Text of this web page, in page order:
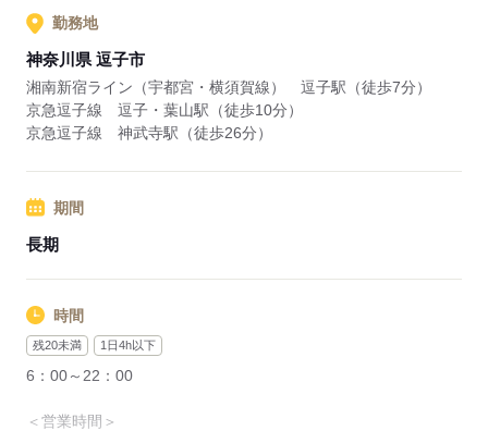
応募する
勤務地
神奈川県 逗子市
湘南新宿ライン（宇都宮・横須賀線） 逗子駅（徒歩7分）
京急逗子線 逗子・葉山駅（徒歩10分）
京急逗子線 神武寺駅（徒歩26分）
期間
長期
時間
残20未満 1日4h以下
6：00～22：00
＜営業時間＞